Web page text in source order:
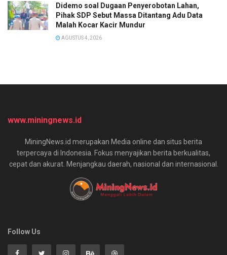
Didemo soal Dugaan Penyerobotan Lahan,
Pihak SDP Sebut Massa Ditantang Adu Data
Malah Kocar Kacir Mundur
AGUSTUS 4, 2026
www.miningnews.id
MiningNews.id merupakan Media online dan situs berita
terpercaya di Indonesia. Fokus menyajikan berita berkualitas,
cepat dan akurat. Menjangkau daerah, nasional dan internasional.
Follow Us